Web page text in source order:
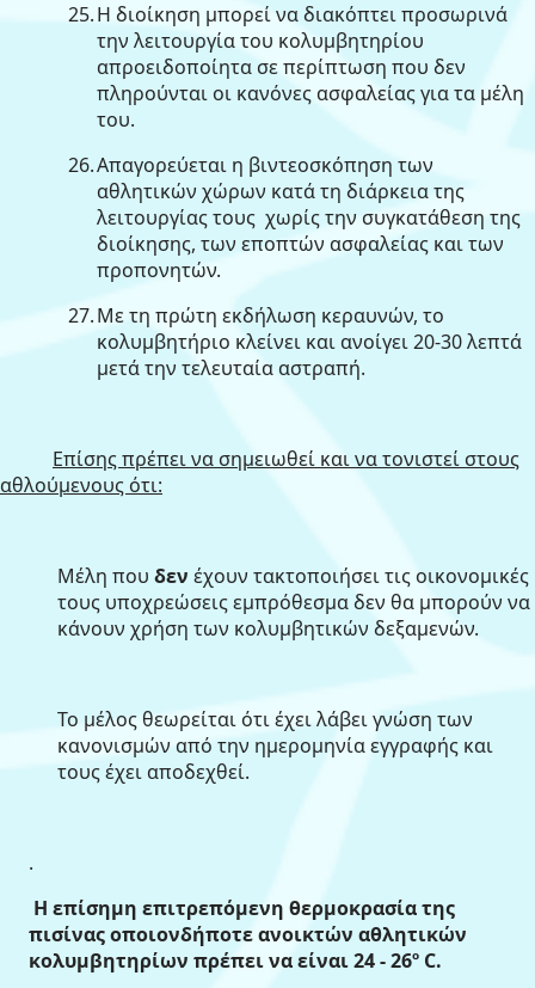
25.Η διοίκηση μπορεί να διακόπτει προσωρινά
την λειτουργία του κολυμβητηρίου
απροειδοποίητα σε περίπτωση που δεν
πληρούνται οι κανόνες ασφαλείας για τα μέλη
του.
26.Απαγορεύεται η βιντεοσκόπηση των
αθλητικών χώρων κατά τη διάρκεια της
λειτουργίας τους χωρίς την συγκατάθεση της
διοίκησης, των εποπτών ασφαλείας και των
προπονητών.
27.Με τη πρώτη εκδήλωση κεραυνών, το
κολυμβητήριο κλείνει και ανοίγει 20-30 λεπτά
μετά την τελευταία αστραπή.
Επίσης πρέπει να σημειωθεί και να τονιστεί στους
αθλούμενους ότι:
Μέλη που δεν έχουν τακτοποιήσει τις οικονομικές
τους υποχρεώσεις εμπρόθεσμα δεν θα μπορούν να
κάνουν χρήση των κολυμβητικών δεξαμενών.
Το μέλος θεωρείται ότι έχει λάβει γνώση των
κανονισμών από την ημερομηνία εγγραφής και
τους έχει αποδεχθεί.
.
Η επίσημη επιτρεπόμενη θερμοκρασία της
πισίνας οποιονδήποτε ανοικτών αθλητικών
κολυμβητηρίων πρέπει να είναι 24 - 26º C.